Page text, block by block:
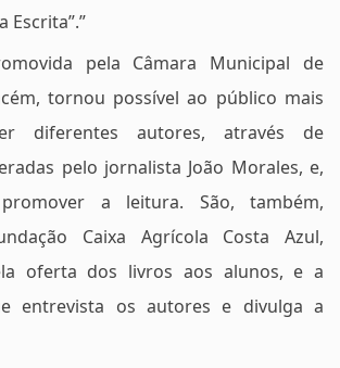
Escrita”.”
pela Câmara Municipal de
tornou possível ao público mais
diferentes autores, através de
pelo jornalista João Morales, e,
a leitura. São, também,
Caixa Agrícola Costa Azul,
oferta dos livros aos alunos, e a
entrevista os autores e divulga a